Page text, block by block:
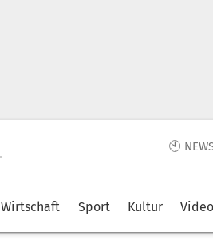
🕙
Wirtschaft Sport Kultur